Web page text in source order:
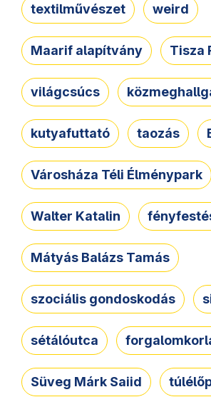
textilművészet weird
Maarif alapítvány Tisza
világcsúcs
kutyafuttató taozás
Városháza Téli Élménypark
Walter Katalin
Mátyás Balázs Tamás
szociális gondoskodás
sétálóutca
Süveg Márk Saiid